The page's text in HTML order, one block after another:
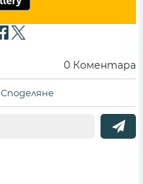
0 Коментара
Споделяне